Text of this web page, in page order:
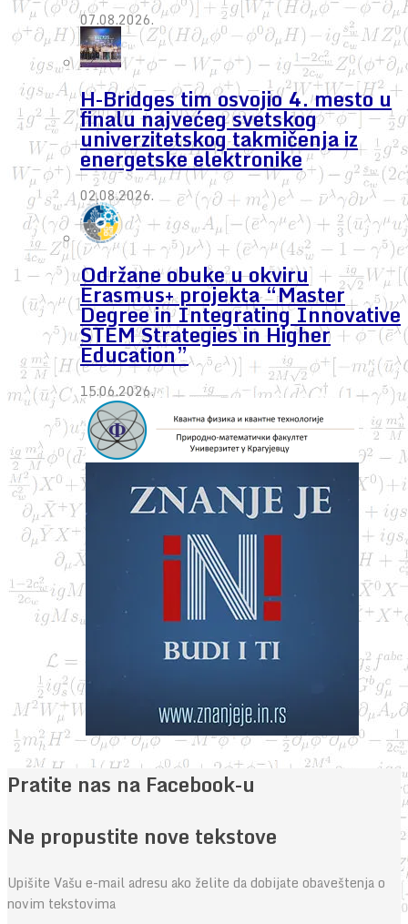
07.08.2026.
H-Bridges tim osvojio 4. mesto u
finalu najvećeg svetskog
univerzitetskog takmičenja iz
energetske elektronike
02.08.2026.
Održane obuke u okviru
Erasmus+ projekta “Master
Degree in Integrating Innovative
STEM Strategies in Higher
Education”
15.06.2026.
Pratite nas na Facebook-u
Ne propustite nove tekstove
Upišite Vašu e-mail adresu ako želite da dobijate obaveštenja o
novim tekstovima